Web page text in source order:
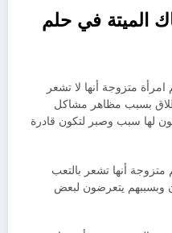
الميتة في حلم
متزوجة أنها لا تشعر
بسبب مظاهر مشاكل
لها سبب وصبر لتكون قادرة
أنها تشعر بالتعب
وبسببهم يتعرضون لبعض